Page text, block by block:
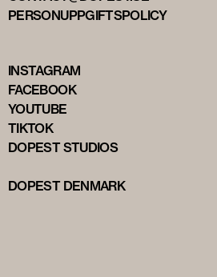
PERSONUPPGIFTSPOLICY
INSTAGRAM
FACEBOOK
YOUTUBE
TIKTOK
DOPEST STUDIOS
DOPEST DENMARK